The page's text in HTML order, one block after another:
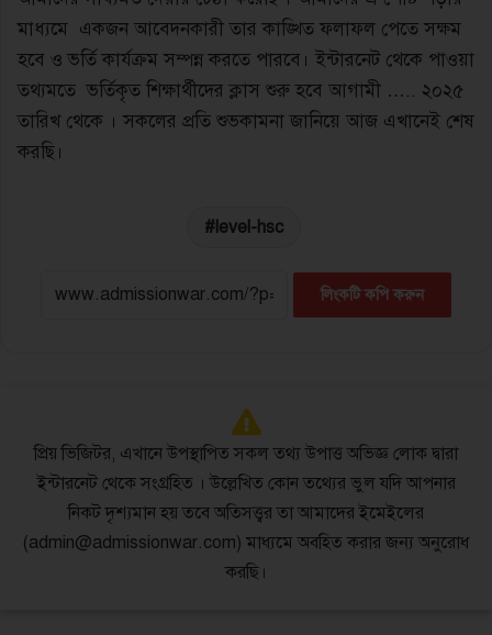
মাধ্যমে একজন আবেদনকারী তার কাঙ্খিত ফলাফল পেতে সক্ষম
হবে ও ভর্তি কার্যক্রম সম্পন্ন করতে পারবে। ইন্টারনেট থেকে পাওয়া
তথ্যমতে ভর্তিকৃত শিক্ষার্থীদের ক্লাস শুরু হবে আগামী ….. ২০২৫
তারিখ থেকে । সকলের প্রতি শুভকামনা জানিয়ে আজ এখানেই শেষ
করছি।
level-hsc
লিংকটি কপি করুন
প্রিয় ভিজিটর, এখানে উপস্থাপিত সকল তথ্য উপাত্ত অভিজ্ঞ লোক দ্বারা
ইন্টারনেট থেকে সংগ্রহিত । উল্লেখিত কোন তথ্যের ভুল যদি আপনার
নিকট দৃশ্যমান হয় তবে অতিসত্ত্বর তা আমাদের ইমেইলের
(admin@admissionwar.com) মাধ্যমে অবহিত করার জন্য অনুরোধ
করছি।